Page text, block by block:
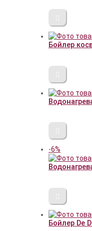
Бойлер
-6%
Бойлер De